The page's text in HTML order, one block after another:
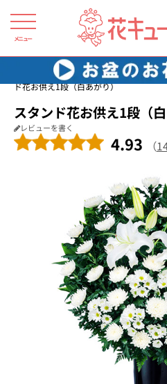
メニュー
花キューピット 通夜・葬儀に贈る花
ド花お供え1段（白あがり）
スタンド花お供え1段（白
レビューを書く
4.93 （